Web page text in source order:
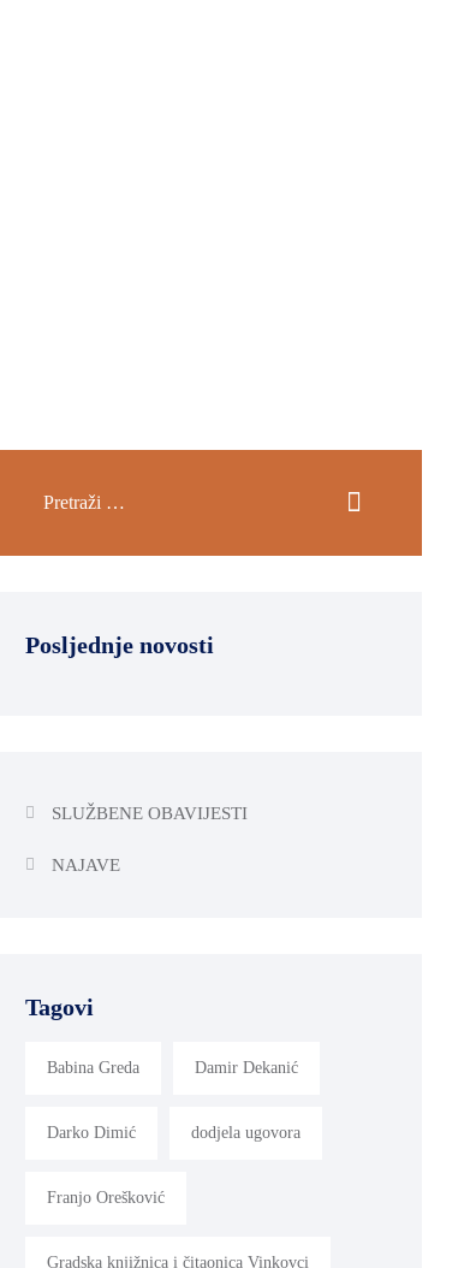
Posljednje novosti
SLUŽBENE OBAVIJESTI
NAJAVE
Tagovi
Babina Greda Damir Dekanić
Darko Dimić dodjela ugovora
Franjo Orešković
Gradska knjižnica i čitaonica Vinkovci